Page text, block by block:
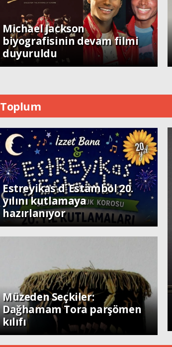
Dünya
Michael Jackson
biyografisinin devam filmi
duyuruldu
Toplum
Toplum
Estreyikas d´Estambol 20.
yılını kutlamaya
hazırlanıyor
Toplum
Müzeden Seçkiler:
Dağhamam Tora parşömen
kılıfı